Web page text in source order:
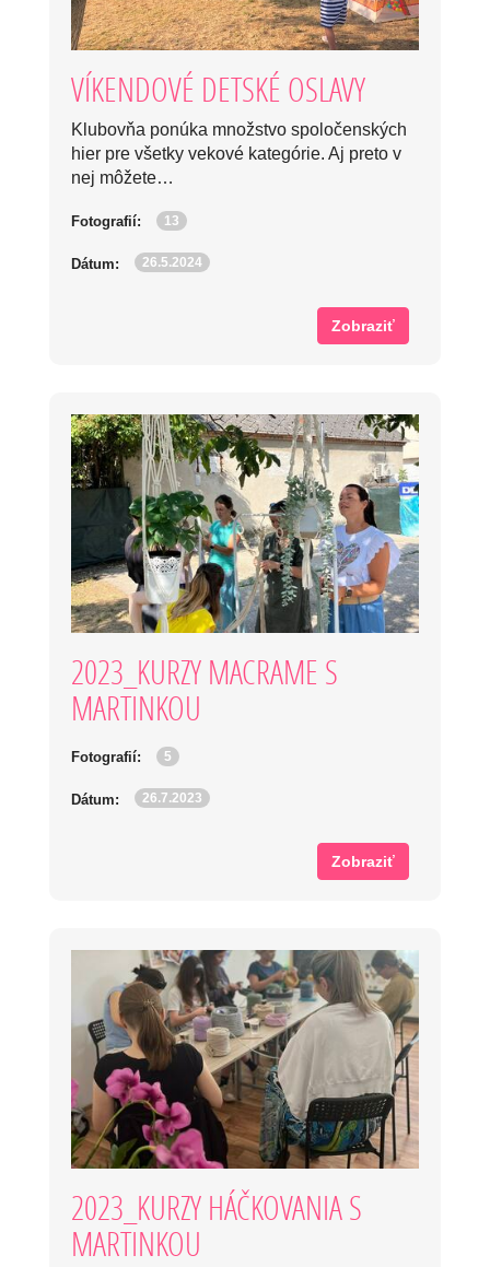
VÍKENDOVÉ DETSKÉ OSLAVY
Klubovňa ponúka množstvo spoločenských
hier pre všetky vekové kategórie. Aj preto v
nej môžete…
Fotografií: 13
Dátum: 26.5.2024
Zobraziť
2023_KURZY MACRAME S
MARTINKOU
Fotografií: 5
Dátum: 26.7.2023
Zobraziť
2023_KURZY HÁČKOVANIA S
MARTINKOU